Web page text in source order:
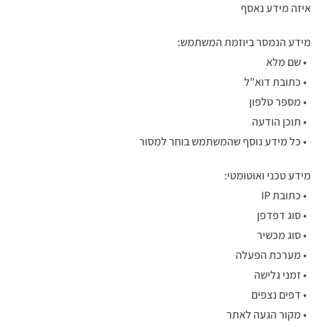
איזה מידע נאסף
מידע הנמסר ביוזמת המשתמש:
• שם מלא
• כתובת דוא"ל
• מספר טלפון
• תוכן הודעה
• כל מידע נוסף שהמשתמש בוחר למסור
מידע טכני ואוטומטי:
• כתובת IP
• סוג דפדפן
• סוג מכשיר
• מערכת הפעלה
• זמני גלישה
• דפים נצפים
• מקור הגעה לאתר